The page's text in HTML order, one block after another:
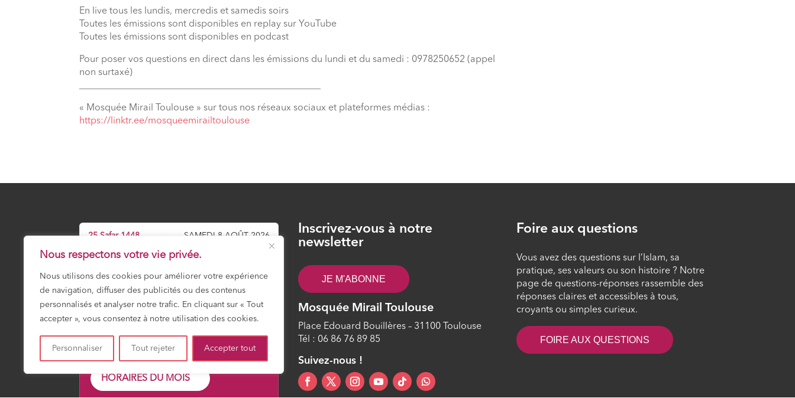
Nous respectons votre vie privée.
Nous utilisons des cookies pour améliorer votre expérience
de navigation, diffuser des publicités ou des contenus
personnalisés et analyser notre trafic. En cliquant sur « Tout
accepter », vous consentez à notre utilisation des cookies.
Personnaliser Tout rejeter Accepter tout
En live tous les lundis, mercredis et samedis soirs
Toutes les émissions sont disponibles en replay sur YouTube
Toutes les émissions sont disponibles en podcast
Pour poser vos questions en direct dans les émissions du lundi et du samedi : 0978250652 (appel
non surtaxé)
« Mosquée Mirail Toulouse » sur tous nos réseaux sociaux et plateformes médias :
⁠https://linktr.ee/mosqueemirailtoulouse
Abyssinie
: la conversion de
notables de haut
ÉPISODE 10
Prédication destinée
aux non-mecquois
Le voyage nocturne
25 Safar 1448 SAMEDI 8 AOÛT 2026
19:13
HORAIRES DU MOIS
Inscrivez-vous à notre
newsletter
JE M'ABONNE
Mosquée Mirail Toulouse
Place Edouard Bouillères – 31100 Toulouse
Tél : 06 86 76 89 85
Suivez-nous !
Foire aux questions
Vous avez des questions sur l’Islam, sa
pratique, ses valeurs ou son histoire ? Notre
page de questions-réponses rassemble des
réponses claires et accessibles à tous,
croyants ou simples curieux.
FOIRE AUX QUESTIONS